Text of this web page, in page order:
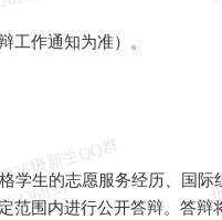
工作通知为准）。
学生的志愿服务经历、国
围内进行公开答辩。答